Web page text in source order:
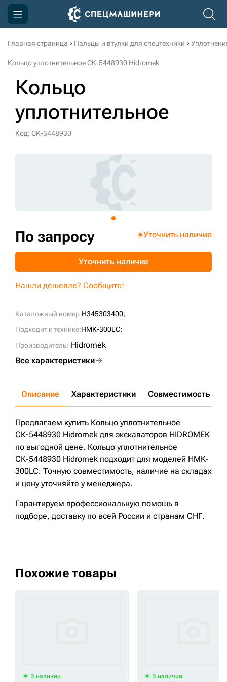
Главная страница Пальцы и втулки для спецтехники
Кольцо уплотнительное СК-5448930 Hidromek
Кольцо
уплотнительное
Код: СК-5448930
Каталожный номер:H345303400;
Подходит к технике:HMK-300LC;
Производитель: Hidromek
Все характеристики
По запросу Уточнить наличие
Уточнить наличие
Нашли дешевле? Сообщите!
Описание Характеристики Совместимость
Предлагаем купить Кольцо уплотнительное
СК-5448930 Hidromek для экскаваторов HIDROMEK
по выгодной цене. Кольцо уплотнительное
СК-5448930 Hidromek подходит для моделей HMK-
300LC. Точную совместимость, наличие на складах
и цену уточняйте у менеджера.
Гарантируем профессиональную помощь в
подборе, доставку по всей России и странам СНГ.
Похожие товары
В наличии
В наличии
Компания
Доставка и оплата
Информация
Контакты
+7 (499) 394-50-93